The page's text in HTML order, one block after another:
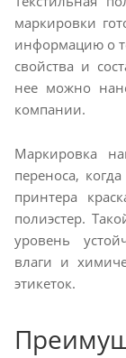
маркировки
информацию о
свойства и
нее можно
компании.
Маркировка
переноса,
принтера
полиэстер.
уровень
влаги и
этикеток.